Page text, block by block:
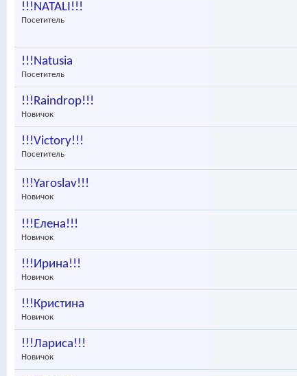
!!!NATALI!!!
Посетитель
!!!Natusia
Посетитель
!!!Raindrop!!!
Новичок
!!!Victory!!!
Посетитель
!!!Yaroslav!!!
Новичок
!!!Елена!!!
Новичок
!!!Ирина!!!
Новичок
!!!Кристина
Новичок
!!!Лариса!!!
Новичок